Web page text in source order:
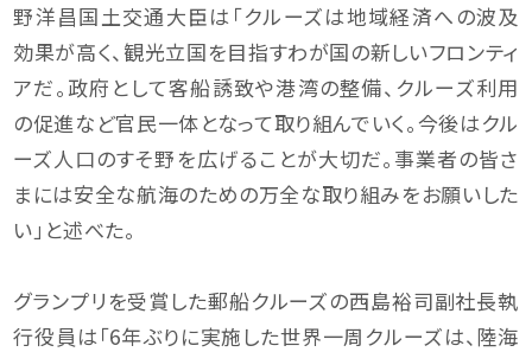
野洋昌国土交通大臣は「クルーズは地域経済への波及
効果が高く、観光立国を目指すわが国の新しいフロンティ
アだ。政府として客船誘致や港湾の整備、クルーズ利用
の促進など官民一体となって取り組んでいく。今後はクル
ーズ人口のすそ野を広げることが大切だ。事業者の皆さ
まには安全な航海のための万全な取り組みをお願いした
い」と述べた。
グランプリを受賞した郵船クルーズの西島裕司副社長執
行役員は「6年ぶりに実施した世界一周クルーズは、陸海